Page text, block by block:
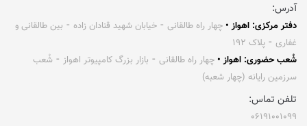
آدرس:
دفتر مرکزی: اهواز • چهار راه طالقانی ⁃ خیابان شهید قنادان زاده ⁃ بین طالقانی و
غفاری ⁃ پلاک ۱۹۲
شُعب حضوری: اهواز • چهار راه طالقانی ⁃ بازار بزرگ کامپیوتر اهواز ⁃ شُعب
سرزمین رایانه (چهار شعبه)
تلفن تماس:
۰۶۱۹۱۰۰۱۰۹۹